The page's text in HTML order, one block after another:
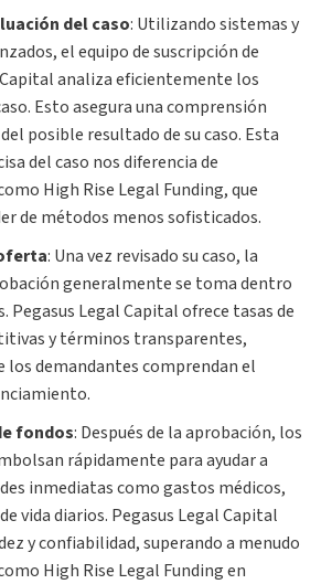
del caso: Utilizando sistemas y
el equipo de suscripción de
analiza eficientemente los
Esto asegura una comprensión
posible resultado de su caso. Esta
del caso nos diferencia de
High Rise Legal Funding, que
de métodos menos sofisticados.
: Una vez revisado su caso, la
generalmente se toma dentro
Pegasus Legal Capital ofrece tasas de
y términos transparentes,
los demandantes comprendan el
fondos: Después de la aprobación, los
rápidamente para ayudar a
inmediatas como gastos médicos,
vida diarios. Pegasus Legal Capital
y confiabilidad, superando a menudo
High Rise Legal Funding en